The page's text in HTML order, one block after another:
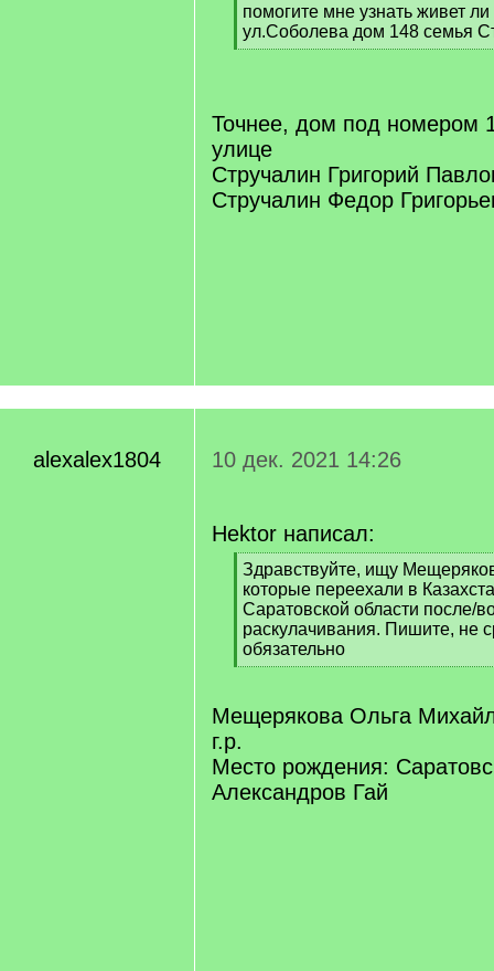
[
q
]
помогите мне узнать живет
ул.Соболева дом 148 семья
[
Точнее, дом под номером
улице
Стручалин Григорий
Стручалин Федор
alexalex1804 10 дек. 2021 14:26
Hektor написал:
[
q
]
Здравствуйте, ищу
которые переехали в
Саратовской области после/
раскулачивания. Пишите, не
обязательно
[
q
]
Мещерякова Ольга
г.р.
Место рождения:
Александров Гай